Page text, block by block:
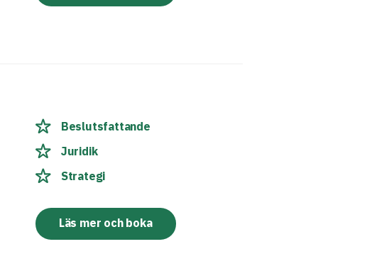
Beslutsfattande
Juridik
Strategi
Läs mer och boka